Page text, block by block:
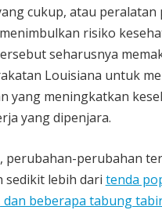
cukup, atau peralatan
risiko
seharusnya
Louisiana untuk
yang meningkatkan
yang dipenjara.
perubahan-perubahan
sedikit lebih dari tenda
dan beberapa tabung